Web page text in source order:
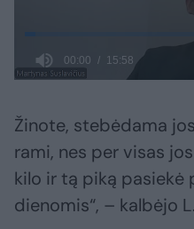
Žinote, stebėdama
rami, nes per visas
kilo ir tą piką pasiekė
dienomis“, – kalbėjo